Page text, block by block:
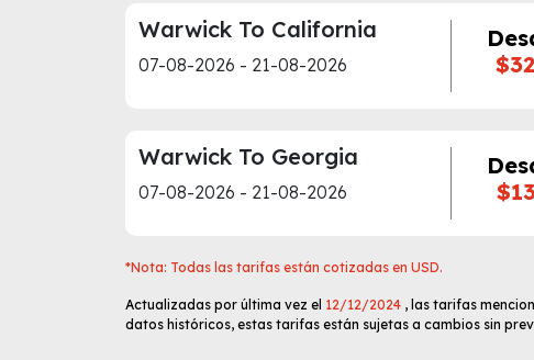
Warwick To California
07-08-2026 - 21-08-2026
Warwick To Georgia
07-08-2026 - 21-08-2026
*Nota: Todas las tarifas están cotizadas en USD.
Actualizadas por última vez el 12/12/2024 , las tarifas
datos históricos, estas tarifas están sujetas a cambios sin